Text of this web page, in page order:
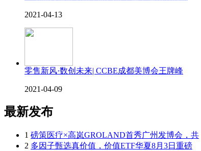
2021-04-13
零售新风·数创未来| CCBE成都美博会王牌峰
2021-04-09
最新发布
1 磅策医疗×高岚GROLAND首秀广州发博会，共
2 多因子甄选真价值，价值ETF华夏8月3日重磅